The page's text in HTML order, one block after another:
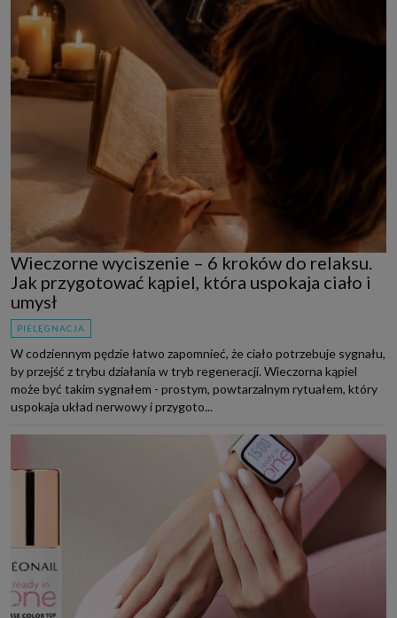
Wieczorne wyciszenie – 6 kroków do relaksu.
Jak przygotować kąpiel, która uspokaja ciało i
umysł
PIELĘGNACJA
W codziennym pędzie łatwo zapomnieć, że ciało potrzebuje sygnału,
by przejść z trybu działania w tryb regeneracji. Wieczorna kąpiel
może być takim sygnałem - prostym, powtarzalnym rytuałem, który
uspokaja układ nerwowy i przygoto...